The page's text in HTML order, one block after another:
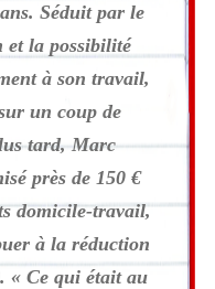
Séduit par le
et la possibilité
à son travail,
un coup de
tard, Marc
près de 150 €
domicile-travail,
à la réduction
« Ce qui était au